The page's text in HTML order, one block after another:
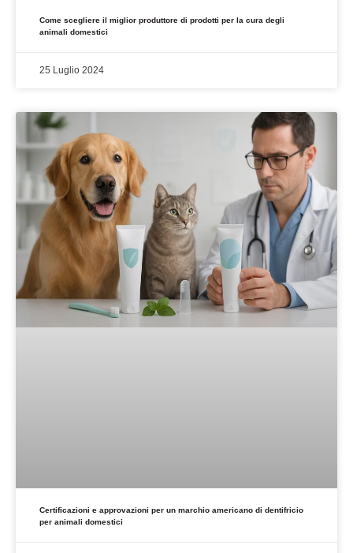
Come scegliere il miglior produttore di prodotti per la cura degli
animali domestici
25 Luglio 2024
Certificazioni e approvazioni per un marchio americano di dentifricio
per animali domestici